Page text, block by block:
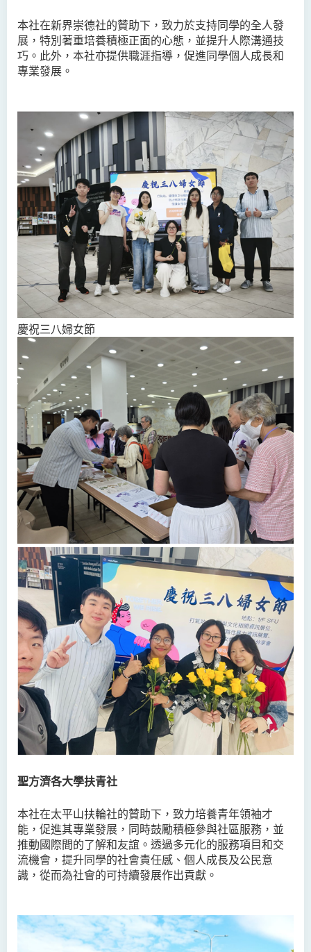
本社在新界崇德社的贊助下，致力於支持同學的全人發
展，特別著重培養積極正面的心態，並提升人際溝通技
巧。此外，本社亦提供職涯指導，促進同學個人成長和
專業發展。
慶祝三八婦女節
聖方濟各大學扶青社
本社在太平山扶輪社的贊助下，致力培養青年領袖才
能，促進其專業發展，同時鼓勵積極參與社區服務，並
推動國際間的了解和友誼。透過多元化的服務項目和交
流機會，提升同學的社會責任感、個人成長及公民意
識，從而為社會的可持續發展作出貢獻。